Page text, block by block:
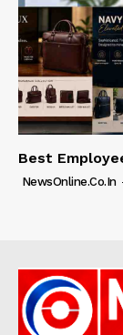
Best
NewsOnline.co.in